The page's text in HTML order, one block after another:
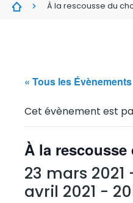
À la rescousse du
« Tous les Évènements
Cet évènement est
À la
23 mars
avril 2021 -